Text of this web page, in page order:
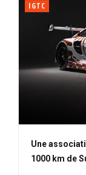
IGTC
Une
1000 km de